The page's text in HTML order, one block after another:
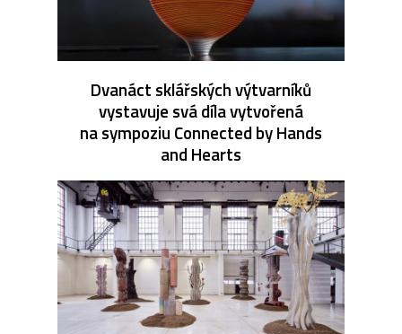
Dvanáct sklářských výtvarníků
vystavuje svá díla vytvořená
na sympoziu Connected by Hands
and Hearts